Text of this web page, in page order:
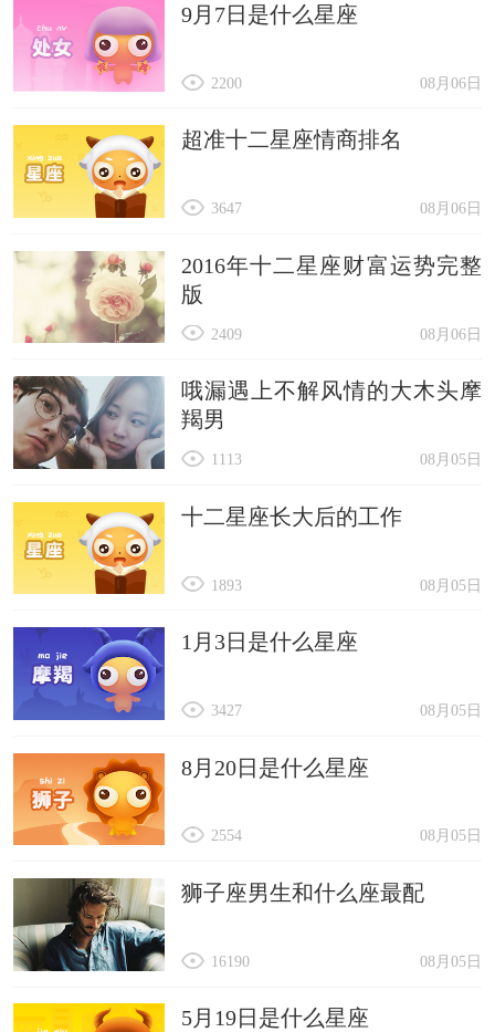
9月7日是什么星座
08月06日
2200
超准十二星座情商排名
08月06日
3647
2016年十二星座财富运势完整
版
08月06日
2409
哦漏遇上不解风情的大木头摩
羯男
08月05日
1113
十二星座长大后的工作
08月05日
1893
1月3日是什么星座
08月05日
3427
8月20日是什么星座
08月05日
2554
狮子座男生和什么座最配
08月05日
16190
5月19日是什么星座